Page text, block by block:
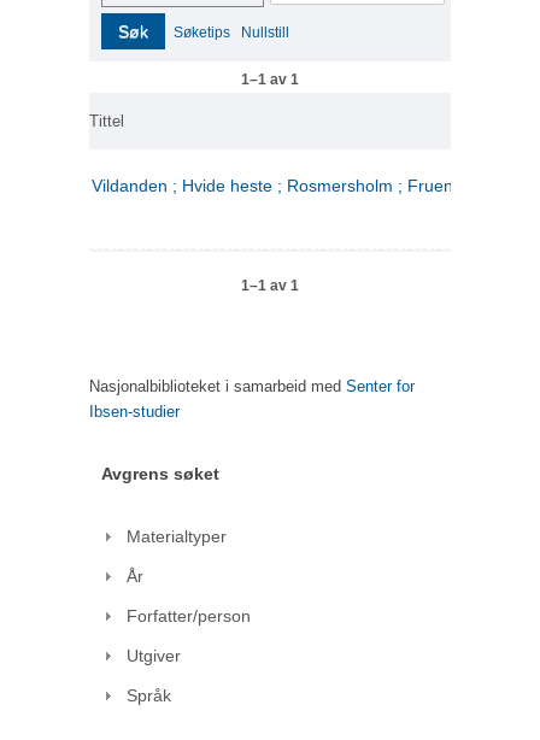
Søk Søketips Nullstill
1–1 av 1
Tittel
Vildanden ; Hvide heste ; Rosmersholm ; Fruen fra havet
1–1 av 1
Nasjonalbiblioteket i samarbeid med Senter for
Ibsen-studier
Avgrens søket
Materialtyper
År
Forfatter/person
Utgiver
Språk